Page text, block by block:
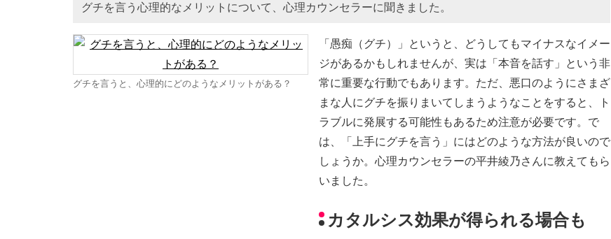
グチを言う心理的なメリットについて、心理カウンセラーに聞きました。
グチを言うと、心理的にどのようなメリットがある？
「愚痴（グチ）」というと、どうしてもマイナスなイメー
ジがあるかもしれませんが、実は「本音を話す」という非
常に重要な行動でもあります。ただ、悪口のようにさまざ
まな人にグチを振りまいてしまうようなことをすると、ト
ラブルに発展する可能性もあるため注意が必要です。で
は、「上手にグチを言う」にはどのような方法が良いので
しょうか。心理カウンセラーの平井綾乃さんに教えてもら
いました。
カタルシス効果が得られる場合も